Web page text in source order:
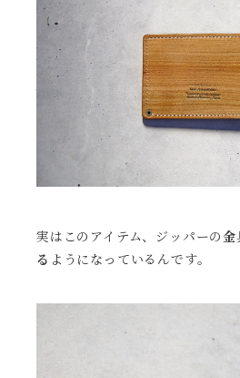
実はこのアイテム、ジッパーの金
る ようになっているんです。